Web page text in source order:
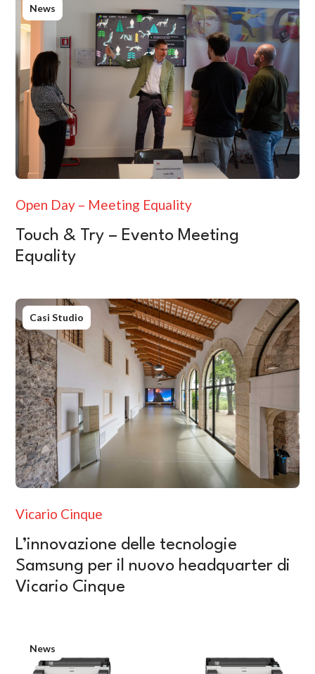
News
Open Day – Meeting Equality
Touch & Try – Evento Meeting
Equality
Casi Studio
Vicario Cinque
L’innovazione delle tecnologie
Samsung per il nuovo headquarter di
Vicario Cinque
News